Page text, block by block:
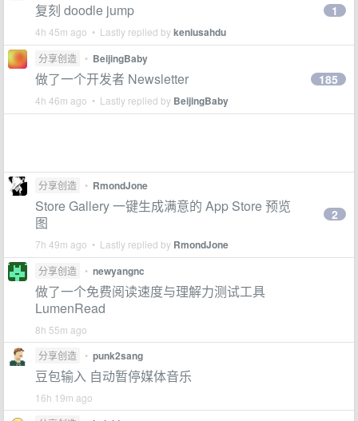
复刻 doodle jump
4h 45m ago • Lastly replied bykeniusahdu
1
分享创造 • BeijingBaby
做了一个开发者 Newsletter
4h 46m ago • Lastly replied by BeijingBaby
185
分享创造 • RmondJone
Store Gallery 一键生成满意的 App Store 预览
图
7h 49m ago • Lastly replied by RmondJone
2
分享创造 • newyangnc
做了一个免费阅读速度与理解力测试工具
LumenRead
8h 55m ago
分享创造
• punk2sang
豆包输入 自动暂停媒体音乐
16h 19m ago